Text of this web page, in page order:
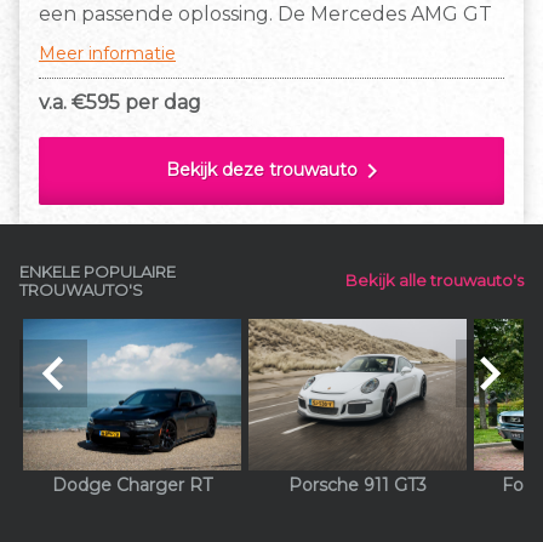
een passende oplossing. De Mercedes AMG GT
kan voor een dagdeel gereserveerd worden
rekenen € 2,00 (exclusief BTW) per gereden
de kilometers die u echt rijdt.
Meer informatie
v.a. €595 per dag
Bekijk deze trouwauto chevron_right
ENKELE POPULAIRE
TROUWAUTO'S
Bekijk alle trouwauto's
Dodge Charger RT Porsche 911 GT3
navigate_before navigate_next